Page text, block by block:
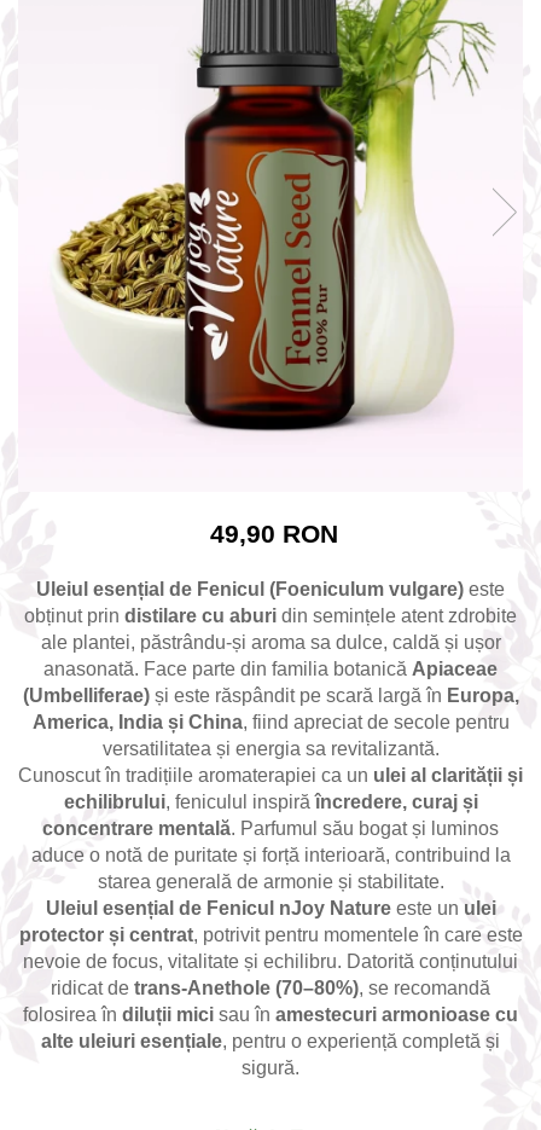
Rose - instrumentul iubirii
Chakrele si Uleiurile Esentiale
Arome tomnatice pentru încălzirea
Uleiul esențial de Ravintsara
Lună plină, bine ai revenit, te simt
Uleiul esenţial de Tămâie
Cum integrăm uleiurile esențiale în
viața de zi cu zi ?
8 Mituri despre uleiurile esențiale
Crăciun iubit, bine ai venit!
Ghidul Uleiurilor Esentiale
TOP 6 uleiuri Esentiale pentru a
Imbratiseaza Toamna
Aromele Sarbatorilor de Iarna
Self love* In Asteptarea Soarelui
Pericole_vs_beneficii
49,90 RON
Uleiul esențial de Fenicul (Foeniculum vulgare) este
obținut prin distilare cu aburi din semințele atent zdrobite
ale plantei, păstrându-și aroma sa dulce, caldă și ușor
anasonată. Face parte din familia botanică Apiaceae
(Umbelliferae)și este răspândit pe scară largă în Europa,
America, India și China, fiind apreciat de secole pentru
versatilitatea și energia sa revitalizantă.
Cunoscut în tradițiile aromaterapiei ca un ulei al clarității și
echilibrului, feniculul inspirăîncredere, curaj și
concentrare mentală. Parfumul său bogat și luminos
aduce o notă de puritate și forță interioară, contribuind la
starea generală de armonie și stabilitate.
Uleiul esențial de Fenicul nJoy Natureeste un ulei
protector și centrat, potrivit pentru momentele în care este
nevoie de focus, vitalitate și echilibru. Datorită conținutului
ridicat de trans-Anethole (70–80%), se recomandă
folosirea în diluții mici sau în amestecuri armonioase cu
alte uleiuri esențiale, pentru o experiență completă și
sigură.